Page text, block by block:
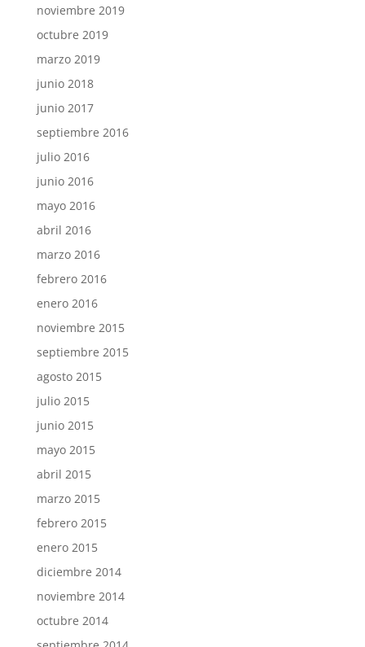
noviembre 2019
octubre 2019
marzo 2019
junio 2018
junio 2017
septiembre 2016
julio 2016
junio 2016
mayo 2016
abril 2016
marzo 2016
febrero 2016
enero 2016
noviembre 2015
septiembre 2015
agosto 2015
julio 2015
junio 2015
mayo 2015
abril 2015
marzo 2015
febrero 2015
enero 2015
diciembre 2014
noviembre 2014
octubre 2014